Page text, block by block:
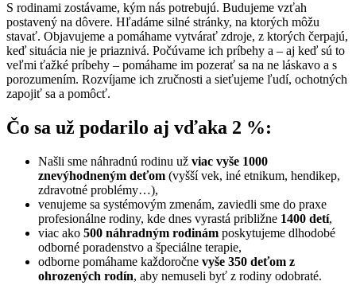
S rodinami zostávame, kým nás potrebujú. Budujeme vzťah
postavený na dôvere. Hľadáme silné stránky, na ktorých môžu
stavať. Objavujeme a pomáhame vytvárať zdroje, z ktorých čerpajú,
keď situácia nie je priaznivá. Počúvame ich príbehy a – aj keď sú to
veľmi ťažké príbehy – pomáhame im pozerať sa na ne láskavo a s
porozumením. Rozvíjame ich zručnosti a sieťujeme ľudí, ochotných
zapojiť sa a pomôcť.
Čo sa už podarilo aj vďaka 2 %:
Našli sme náhradnú rodinu už viac vyše 1000
znevýhodneným deťom (vyšší vek, iné etnikum, hendikep,
zdravotné problémy…),
venujeme sa systémovým zmenám, zaviedli sme do praxe
profesionálne rodiny, kde dnes vyrastá približne 1400 detí,
viac ako 500 náhradným rodinám poskytujeme dlhodobé
odborné poradenstvo a špeciálne terapie,
odborne pomáhame každoročne vyše 350 deťom z
ohrozených rodín, aby nemuseli byť z rodiny odobraté.